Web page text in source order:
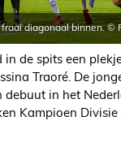
diagonaal binnen. ©
de spits een
Traoré. De
debuut in het
Kampioen